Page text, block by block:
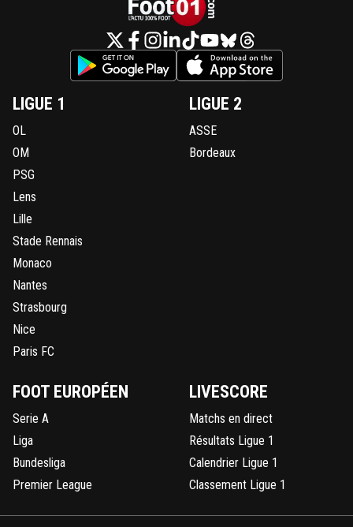
LIGUE 1
OL
OM
PSG
Lens
Lille
Stade Rennais
Monaco
Nantes
Strasbourg
Nice
Paris FC
LIGUE 2
ASSE
Bordeaux
FOOT EUROPÉEN
Serie A
Liga
Bundesliga
Premier League
LIVESCORE
Matchs en direct
Résultats Ligue 1
Calendrier Ligue 1
Classement Ligue 1